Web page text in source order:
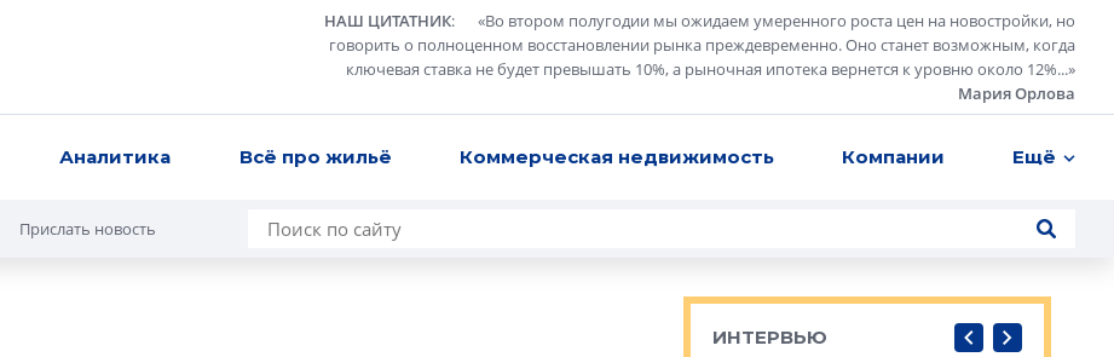
НАШ ЦИТАТНИК: «Во втором полугодии мы ожидаем умеренного роста цен на новостройки, но
говорить о полноценном восстановлении рынка преждевременно. Оно станет возможным, когда
ключевая ставка не будет превышать 10%, а рыночная ипотека вернется к уровню около 12%...»
Мария Орлова
Аналитика Всё про жильё Коммерческая недвижимость Компании Ещё
Прислать новость
ИНТЕРВЬЮ